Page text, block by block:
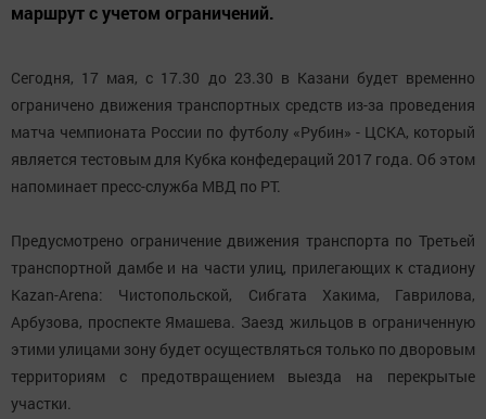
маршрут с учетом ограничений.
Сегодня, 17 мая, с 17.30 до 23.30 в Казани будет временно
ограничено движения транспортных средств из-за проведения
матча чемпионата России по футболу «Рубин» - ЦСКА, который
является тестовым для Кубка конфедераций 2017 года. Об этом
напоминает пресс-служба МВД по РТ.
Предусмотрено ограничение движения транспорта по Третьей
транспортной дамбе и на части улиц, прилегающих к стадиону
Kazan-Arena: Чистопольской, Сибгата Хакима, Гаврилова,
Арбузова, проспекте Ямашева. Заезд жильцов в ограниченную
этими улицами зону будет осуществляться только по дворовым
территориям с предотвращением выезда на перекрытые
участки.